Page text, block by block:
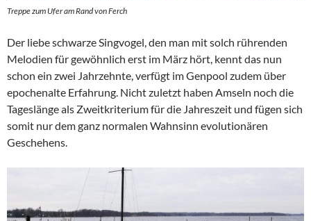
Treppe zum Ufer am Rand von Ferch
Der liebe schwarze Singvogel, den man mit solch rührenden
Melodien für gewöhnlich erst im März hört, kennt das nun
schon ein zwei Jahrzehnte, verfügt im Genpool zudem über
epochenalte Erfahrung. Nicht zuletzt haben Amseln noch die
Tageslänge als Zweitkriterium für die Jahreszeit und fügen sich
somit nur dem ganz normalen Wahnsinn evolutionären
Geschehens.